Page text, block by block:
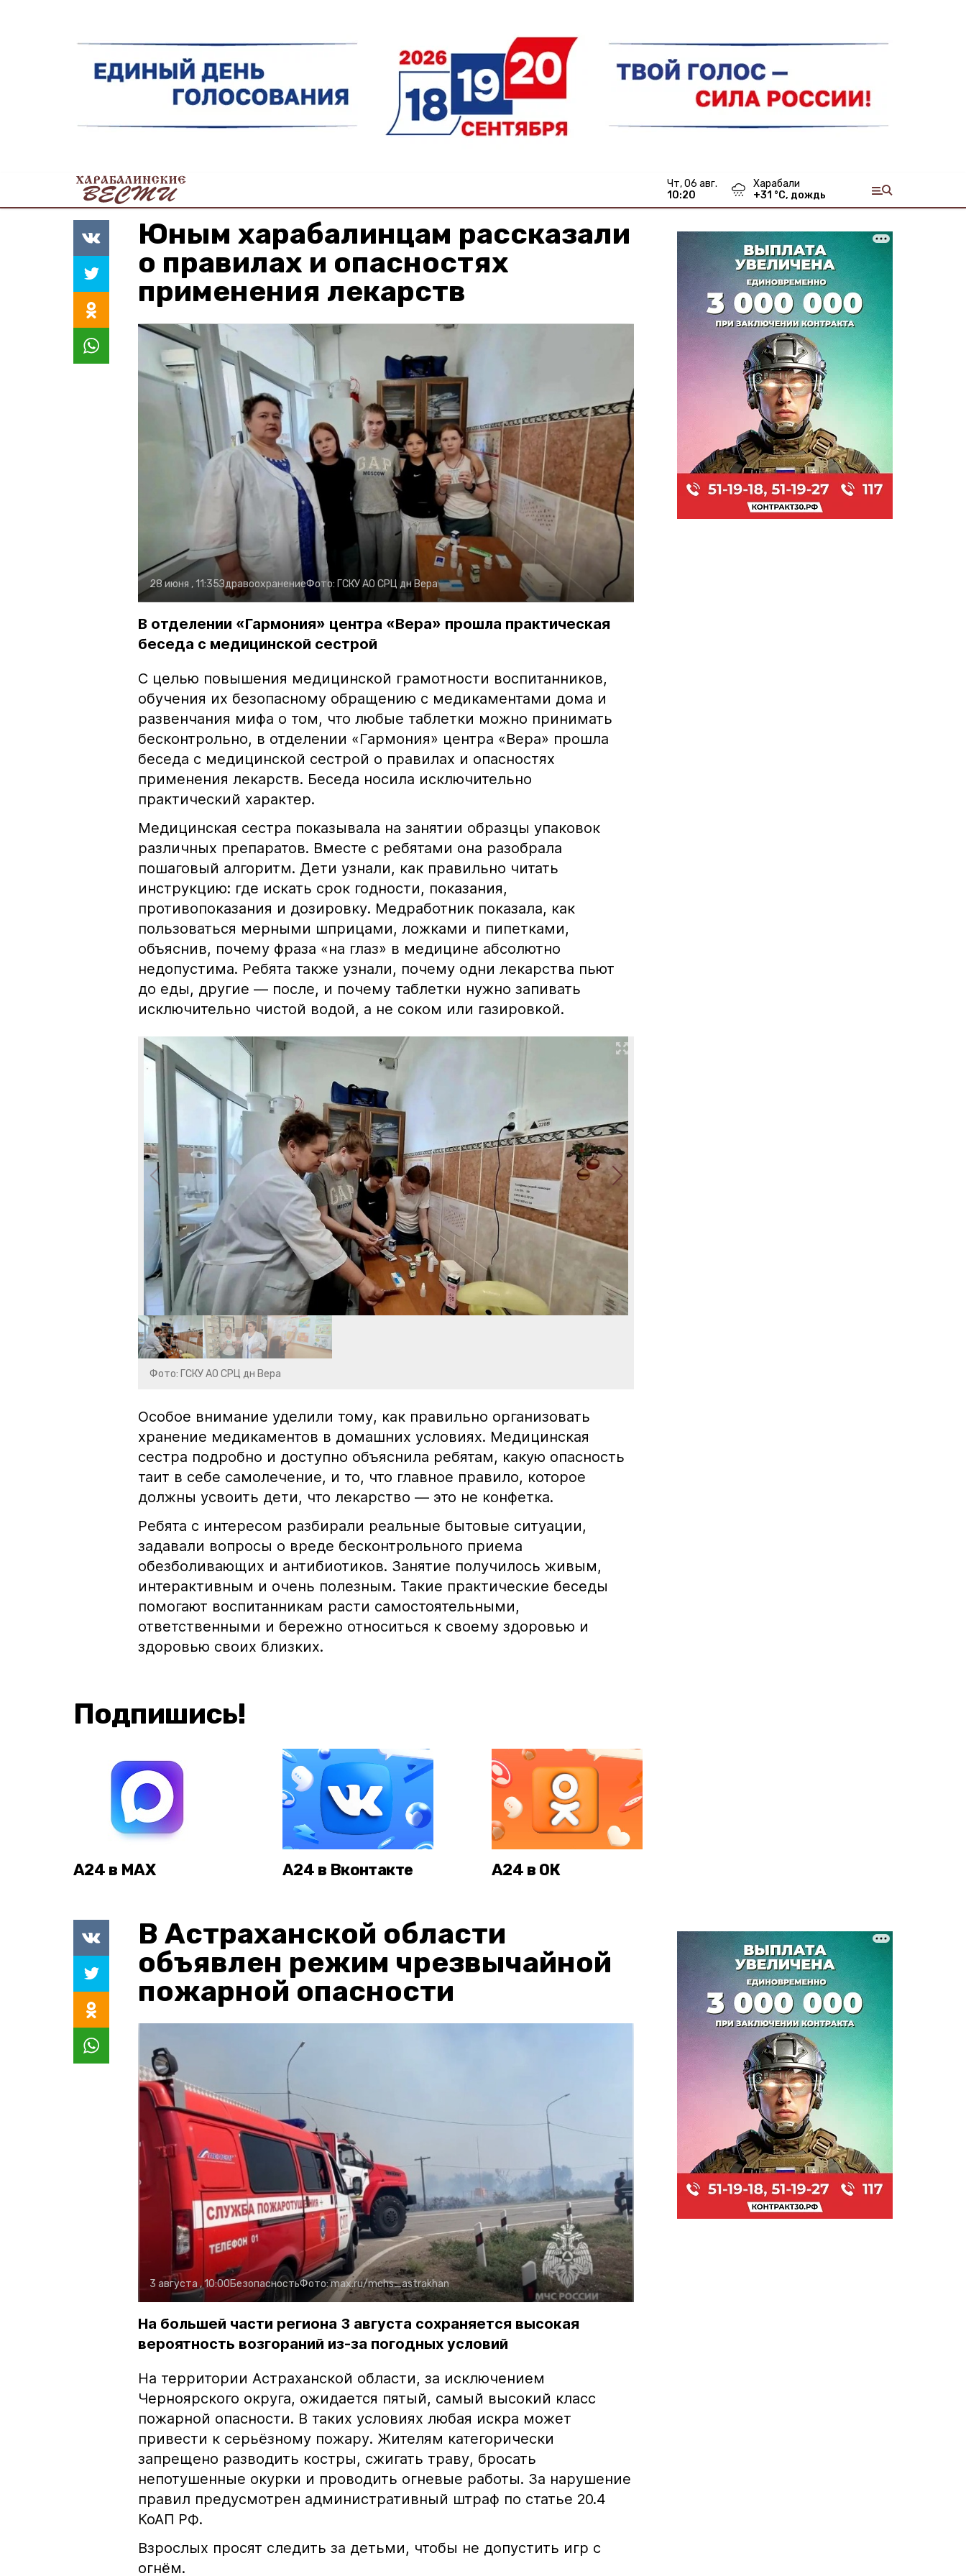
чт, 06 авг.
10:20
Харабали
+31 °С, дождь
Юным харабалинцам рассказали
о правилах и опасностях
применения лекарств
28 июня , 11:35ЗдравоохранениеФото: ГСКУ АО СРЦ дн Вера
В отделении «Гармония» центра «Вера» прошла практическая
беседа с медицинской сестрой
С целью повышения медицинской грамотности воспитанников,
обучения их безопасному обращению с медикаментами дома и
развенчания мифа о том, что любые таблетки можно принимать
бесконтрольно, в отделении «Гармония» центра «Вера» прошла
беседа с медицинской сестрой о правилах и опасностях
применения лекарств. Беседа носила исключительно
практический характер.
Медицинская сестра показывала на занятии образцы упаковок
различных препаратов. Вместе с ребятами она разобрала
пошаговый алгоритм. Дети узнали, как правильно читать
инструкцию: где искать срок годности, показания,
противопоказания и дозировку. Медработник показала, как
пользоваться мерными шприцами, ложками и пипетками,
объяснив, почему фраза «на глаз» в медицине абсолютно
недопустима. Ребята также узнали, почему одни лекарства пьют
до еды, другие — после, и почему таблетки нужно запивать
исключительно чистой водой, а не соком или газировкой.
Фото: ГСКУ АО СРЦ дн Вера
Особое внимание уделили тому, как правильно организовать
хранение медикаментов в домашних условиях. Медицинская
сестра подробно и доступно объяснила ребятам, какую опасность
таит в себе самолечение, и то, что главное правило, которое
должны усвоить дети, что лекарство — это не конфетка.
Ребята с интересом разбирали реальные бытовые ситуации,
задавали вопросы о вреде бесконтрольного приема
обезболивающих и антибиотиков. Занятие получилось живым,
интерактивным и очень полезным. Такие практические беседы
помогают воспитанникам расти самостоятельными,
ответственными и бережно относиться к своему здоровью и
здоровью своих близких.
Подпишись!
А24 в MAX А24 в Вконтакте А24 в ОК
В Астраханской области
объявлен режим чрезвычайной
пожарной опасности
3 августа , 10:00БезопасностьФото:max.ru/mchs_astrakhan
На большей части региона 3 августа сохраняется высокая
вероятность возгораний из-за погодных условий
На территории Астраханской области, за исключением
Черноярского округа, ожидается пятый, самый высокий класс
пожарной опасности. В таких условиях любая искра может
привести к серьёзному пожару. Жителям категорически
запрещено разводить костры, сжигать траву, бросать
непотушенные окурки и проводить огневые работы. За нарушение
правил предусмотрен административный штраф по статье 20.4
КоАП РФ.
Взрослых просят следить за детьми, чтобы не допустить игр с
огнём.